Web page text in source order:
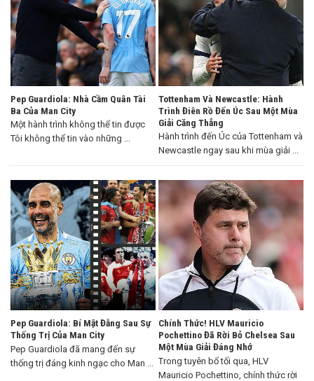
Pep Guardiola: Nhà Cầm Quân Tài
Ba Của Man City
Một hành trình không thể tin được
Tôi không thể tin vào những ...
Tottenham Và Newcastle: Hành
Trình Điên Rồ Đến Úc Sau Một Mùa
Giải Căng Thẳng
Hành trình đến Úc của Tottenham và
Newcastle ngay sau khi mùa giải ...
Pep Guardiola: Bí Mật Đằng Sau Sự
Thống Trị Của Man City
Pep Guardiola đã mang đến sự
thống trị đáng kinh ngạc cho Man ...
Chính Thức! HLV Mauricio
Pochettino Đã Rời Bỏ Chelsea Sau
Một Mùa Giải Đáng Nhớ
Trong tuyên bố tối qua, HLV
Mauricio Pochettino, chính thức rời